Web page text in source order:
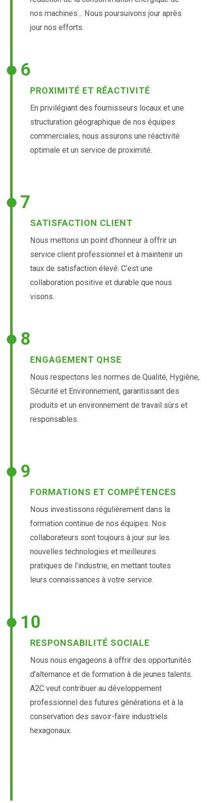
nos machines… Nous poursuivons jour après
jour nos efforts.
6
PROXIMITÉ ET RÉACTIVITÉ
En privilégiant des fournisseurs locaux et une
structuration géographique de nos équipes
commerciales, nous assurons une réactivité
optimale et un service de proximité.
7
SATISFACTION CLIENT
Nous mettons un point d’honneur à offrir un
service client professionnel et à maintenir un
taux de satisfaction élevé. C’est une
collaboration positive et durable que nous
visons.
8
ENGAGEMENT QHSE
Nous respectons les normes de Qualité, Hygiène,
Sécurité et Environnement, garantissant des
produits et un environnement de travail sûrs et
responsables.
9
FORMATIONS ET COMPÉTENCES
Nous investissons régulièrement dans la
formation continue de nos équipes. Nos
collaborateurs sont toujours à jour sur les
nouvelles technologies et meilleures
pratiques de l’industrie, en mettant toutes
leurs connaissances à votre service.
10
RESPONSABILITÉ SOCIALE
Nous nous engageons à offrir des opportunités
d’alternance et de formation à de jeunes talents.
A2C veut contribuer au développement
professionnel des futures générations et à la
conservation des savoir-faire industriels
hexagonaux.